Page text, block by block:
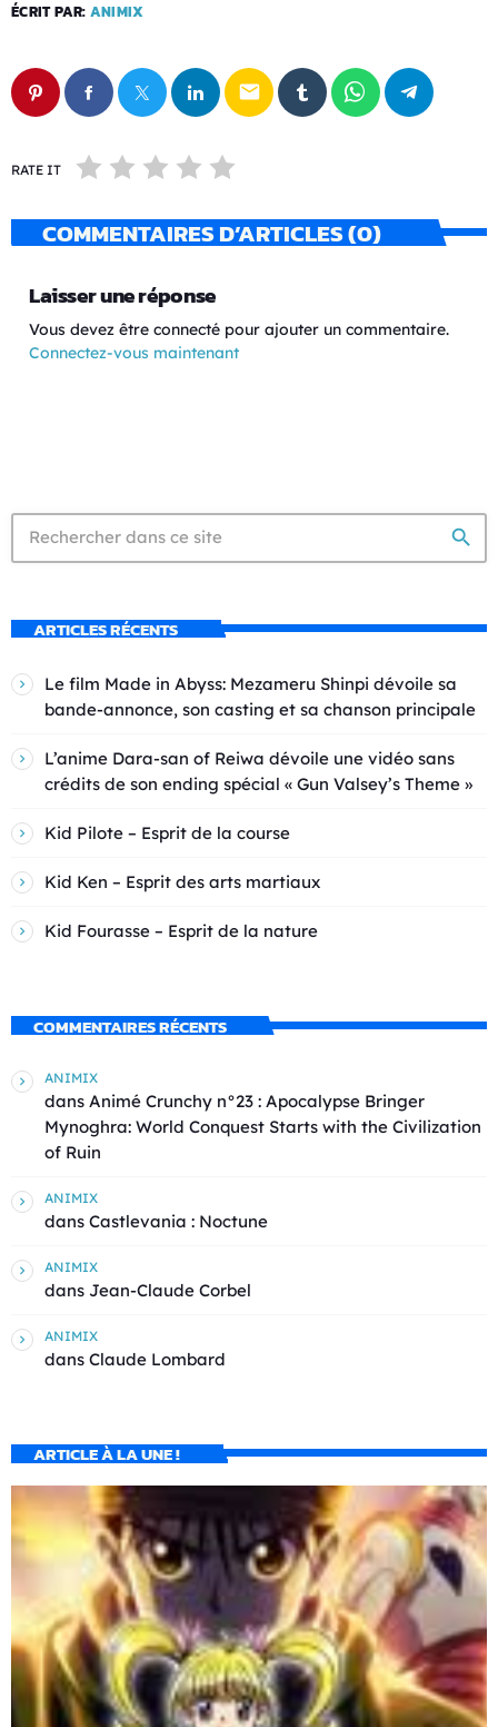
ÉCRIT PAR: ANIMIX
email
RATE IT
COMMENTAIRES D’ARTICLES (0)
Laisser une réponse
Vous devez être connecté pour ajouter un commentaire.
Connectez-vous maintenant
search
ARTICLES RÉCENTS
Le film Made in Abyss: Mezameru Shinpi dévoile sa
bande-annonce, son casting et sa chanson principale
L’anime Dara-san of Reiwa dévoile une vidéo sans
crédits de son ending spécial « Gun Valsey’s Theme »
Kid Pilote – Esprit de la course
Kid Ken – Esprit des arts martiaux
Kid Fourasse – Esprit de la nature
COMMENTAIRES RÉCENTS
ANIMIX
dans Animé Crunchy n°23 : Apocalypse Bringer
Mynoghra: World Conquest Starts with the Civilization
of Ruin
ANIMIX
dans Castlevania : Noctune
ANIMIX
dans Jean-Claude Corbel
ANIMIX
dans Claude Lombard
ARTICLE À LA UNE !